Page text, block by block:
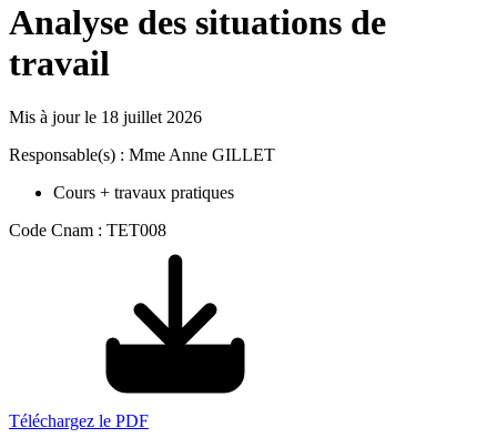
Analyse des situations de
travail
Mis à jour le 18 juillet 2026
Responsable(s) : Mme Anne GILLET
Cours + travaux pratiques
Code Cnam : TET008
Téléchargez le PDF